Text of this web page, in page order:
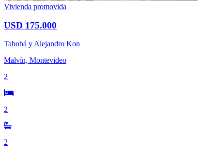
Vivienda promovida
USD 175.000
Tabobá y Alejandro Kon
Malvín, Montevideo
2
2
2